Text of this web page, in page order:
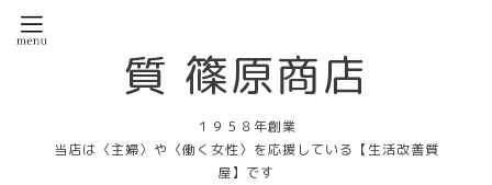
質 篠原商店
１９５８年創業
当店は〈主婦〉や〈働く女性〉を応援している【生活改善質
屋】です